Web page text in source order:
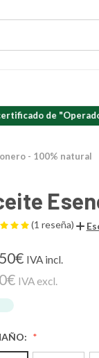
de "Operador
- 100% natural
(1 reseña)
IVA incl.
IVA excl.